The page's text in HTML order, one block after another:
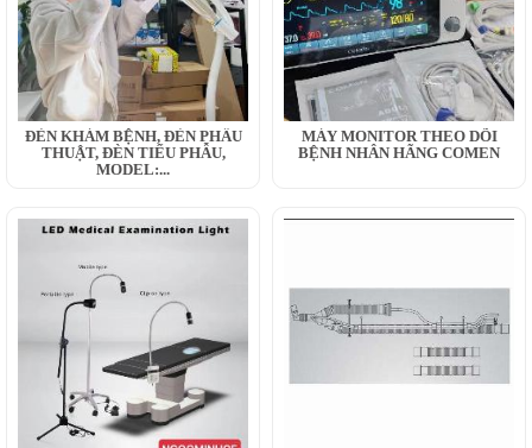
ĐÈN KHÁM BỆNH, ĐÈN PHẪU
THUẬT, ĐÈN TIỂU PHẪU,
MODEL:...
MÁY MONITOR THEO DÕI
BỆNH NHÂN HÃNG COMEN